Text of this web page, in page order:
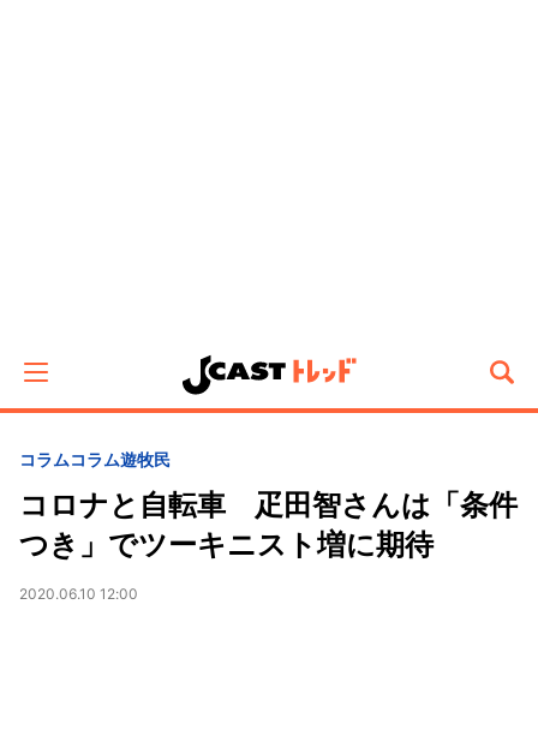
コラムコラム遊牧民
コロナと自転車 疋田智さんは「条件
つき」でツーキニスト増に期待
2020.06.10 12:00